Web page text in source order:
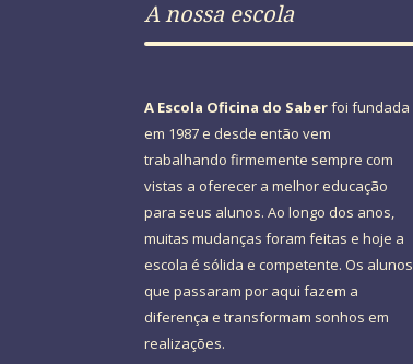
A nossa escola
A Escola Oficina do Saberfoi fundada
em 1987 e desde então vem
trabalhando firmemente sempre com
vistas a oferecer a melhor educação
para seus alunos. Ao longo dos anos,
muitas mudanças foram feitas e hoje a
escola é sólida e competente. Os alunos
que passaram por aqui fazem a
diferença e transformam sonhos em
realizações.